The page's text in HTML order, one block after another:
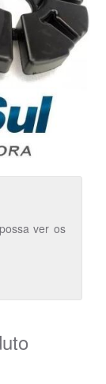
ver os